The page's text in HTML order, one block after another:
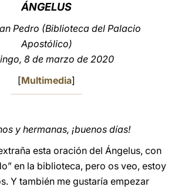
ÁNGELUS
Pedro (Biblioteca del Palacio
Apostólico)
8 de marzo de 2020
[Multimedia]
y hermanas, ¡buenos días!
esta oración del Ángelus, con
en la biblioteca, pero os veo, estoy
Y también me gustaría empezar